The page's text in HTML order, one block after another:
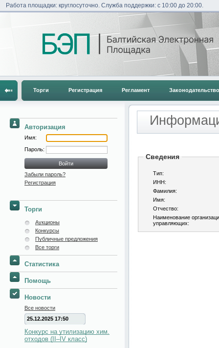
Работа площадки: круглосуточно. Служба поддержки: с 10:00 до 20:00.
Торги Регистрация Регламент Законодательство
Авторизация
Имя:
Пароль:
Забыли пароль?
Регистрация
Торги
Аукционы
Конкурсы
Публичные предложения
Все торги
Статистика
Помощь
Новости
Все новости
25.12.2025 17:50
Конкурс на утилизацию хим.
отходов (II–IV класс)
Сведения
Тип:
ИНН:
Фамилия:
Имя:
Отчество:
Наименование
управляющих: